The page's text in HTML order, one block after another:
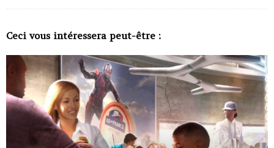
Ceci vous intéressera peut-être :